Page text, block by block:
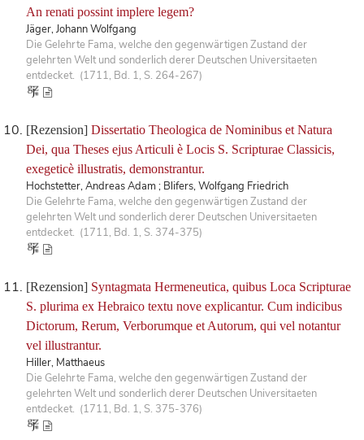
An renati possint implere legem?
Jäger, Johann Wolfgang
Die Gelehrte Fama, welche den gegenwärtigen Zustand der
gelehrten Welt und sonderlich derer Deutschen Universitaeten
entdecket. (1711, Bd. 1, S. 264-267)
[Rezension] Dissertatio Theologica de Nominibus et Natura
Dei, qua Theses ejus Articuli è Locis S. Scripturae Classicis,
exegeticè illustratis, demonstrantur.
Hochstetter, Andreas Adam ; Blifers, Wolfgang Friedrich
Die Gelehrte Fama, welche den gegenwärtigen Zustand der
gelehrten Welt und sonderlich derer Deutschen Universitaeten
entdecket. (1711, Bd. 1, S. 374-375)
[Rezension] Syntagmata Hermeneutica, quibus Loca Scripturae
S. plurima ex Hebraico textu nove explicantur. Cum indicibus
Dictorum, Rerum, Verborumque et Autorum, qui vel notantur
vel illustrantur.
Hiller, Matthaeus
Die Gelehrte Fama, welche den gegenwärtigen Zustand der
gelehrten Welt und sonderlich derer Deutschen Universitaeten
entdecket. (1711, Bd. 1, S. 375-376)